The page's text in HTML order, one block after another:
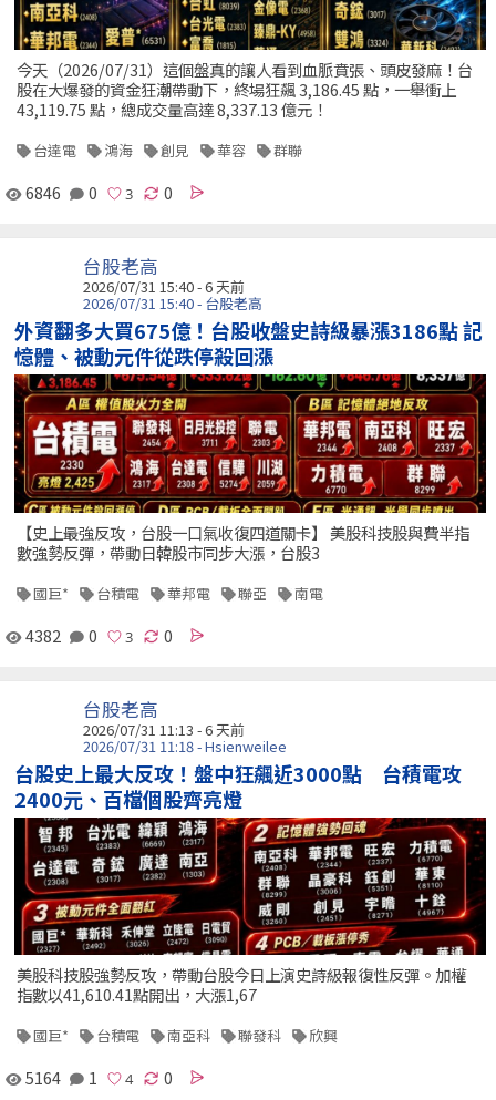
今天（2026/07/31）這個盤真的讓人看到血脈賁張、頭皮發麻！台
股在大爆發的資金狂潮帶動下，終場狂飆 3,186.45 點，一舉衝上
43,119.75 點，總成交量高達 8,337.13 億元！
台達電 鴻海 創見 華容 群聯
6846 0 0
台股老高
2026/07/31 15:40 - 6 天前
2026/07/31 15:40 - 台股老高
外資翻多大買675億！台股收盤史詩級暴漲3186點 記
憶體、被動元件從跌停殺回漲
【史上最強反攻，台股一口氣收復四道關卡】 美股科技股與費半指
數強勢反彈，帶動日韓股市同步大漲，台股3
國巨* 台積電 華邦電 聯亞 南電
4382 0 0
台股老高
2026/07/31 11:13 - 6 天前
2026/07/31 11:18 - Hsienweilee
台股史上最大反攻！盤中狂飆近3000點 台積電攻
2400元、百檔個股齊亮燈
美股科技股強勢反攻，帶動台股今日上演史詩級報復性反彈。加權
指數以41,610.41點開出，大漲1,67
國巨* 台積電 南亞科 聯發科 欣興
5164 1 0